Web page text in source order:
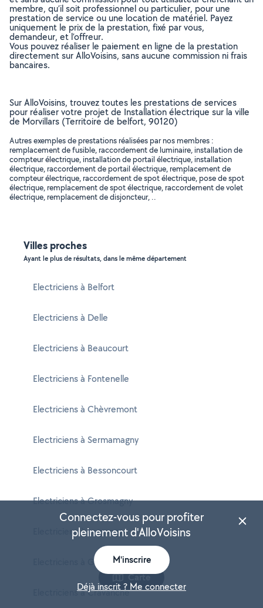
membre, qu’il soit professionnel ou particulier, pour une
prestation de service ou une location de matériel. Payez
uniquement le prix de la prestation, fixé par vous,
demandeur, et l’offreur.
Vous pouvez réaliser le paiement en ligne de la prestation
directement sur AlloVoisins, sans aucune commission ni frais
bancaires.
Sur AlloVoisins, trouvez toutes les prestations de services
pour réaliser votre projet de Installation électrique sur la ville
de Morvillars (Territoire de belfort, 90120)
Autres exemples de prestations réalisées par nos membres :
remplacement de fusible, raccordement de luminaire, installation de
compteur électrique, installation de portail électrique, installation
électrique, raccordement de portail électrique, remplacement de
compteur électrique, raccordement de spot électrique, pose de spot
électrique, remplacement de spot électrique, raccordement de volet
électrique, remplacement de disjoncteur, ..
Villes proches
Ayant le plus de résultats, dans le même département
Electriciens à Belfort
Electriciens à Delle
Electriciens à Beaucourt
Electriciens à Fontenelle
Electriciens à Chèvremont
Electriciens à Sermamagny
Electriciens à Bessoncourt
Electriciens à Grosmagny
Electriciens à Lagrange
Electriciens à Giromagny
Electriciens à Cravanche
Carte
Connectez-vous pour profiter
pleinement d'AlloVoisins
M'inscrire
Déjà inscrit ? Me connecter